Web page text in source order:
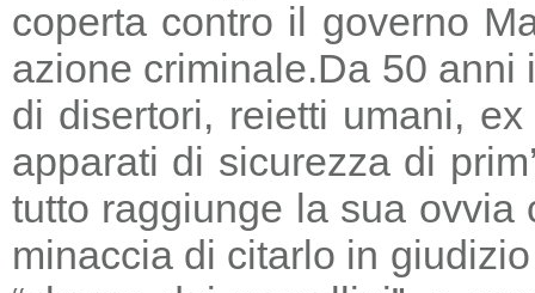
coperta contro il governo
azione criminale.Da 50 anni
di disertori, reietti umani,
apparati di sicurezza di
tutto raggiunge la sua
minaccia di citarlo in